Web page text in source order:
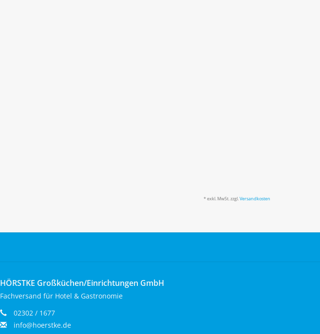
* exkl. MwSt. zzgl.Versandkosten
HÖRSTKE Großküchen/Einrichtungen GmbH
Fachversand für Hotel & Gastronomie
02302 / 1677
info@hoerstke.de